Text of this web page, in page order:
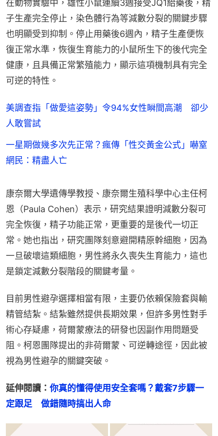
在動物實驗中，雄性小鼠連續3週接受JQ1給藥後，精
子生產完全停止，染色體行為等減數分裂的關鍵步驟
也明顯受到抑制。停止用藥後6週內，精子生產便恢
復正常水準，恢復生育能力的小鼠所生下的後代完全
健康，且具備正常繁殖能力，顯示這項機制具有完全
可逆的特性。
美調查指「做愛這姿勢」令94%女性瞬間高潮 卻少
人敢嘗試
一星期做幾多次先正常？瘋傳「性交黃金公式」嚇窒
網民：精盡人亡
康奈爾大學遺傳學教授、康奈爾生殖科學中心主任柯
恩（Paula Cohen）表示，研究結果證明減數分裂可
完全恢復，精子功能正常，更重要的是後代一切正
常。她也指出，研究團隊刻意避開精原幹細胞，因為
一旦破壞這類細胞，男性將永久喪失生育能力，這也
是鎖定減數分裂階段的關鍵考量。
目前男性避孕選擇相當有限，主要仍依賴保險套與輸
精管結紮。結紮雖然提供長期效果，但許多男性對手
術心存疑慮，荷爾蒙療法的研發也因副作用問題受
阻。柯恩團隊提出的非荷爾蒙、可逆轉途徑，因此被
視為男性避孕的關鍵突破。
延伸閱讀： 你真的懂得使用安全套嗎？戴套7步驟一
定跟足　做錯隨時搞出人命